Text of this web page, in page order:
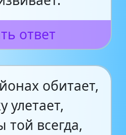
ответ
обитает,
улетает,
всегда,